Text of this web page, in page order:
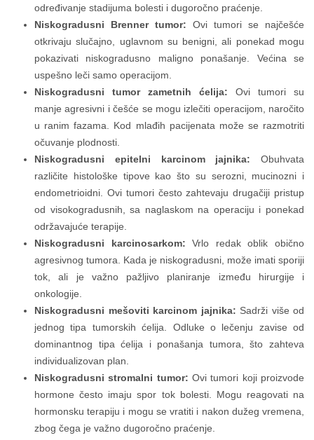
određivanje stadijuma bolesti i dugoročno praćenje.
Niskogradusni Brenner tumor: Ovi tumori se najčešće
otkrivaju slučajno, uglavnom su benigni, ali ponekad mogu
pokazivati niskogradusno maligno ponašanje. Većina se
uspešno leči samo operacijom.
Niskogradusni tumor zametnih ćelija: Ovi tumori su
manje agresivni i češće se mogu izlečiti operacijom, naročito
u ranim fazama. Kod mlađih pacijenata može se razmotriti
očuvanje plodnosti.
Niskogradusni epitelni karcinom jajnika: Obuhvata
različite histološke tipove kao što su serozni, mucinozni i
endometrioidni. Ovi tumori često zahtevaju drugačiji pristup
od visokogradusnih, sa naglaskom na operaciju i ponekad
održavajuće terapije.
Niskogradusni karcinosarkom: Vrlo redak oblik obično
agresivnog tumora. Kada je niskogradusni, može imati sporiji
tok, ali je važno pažljivo planiranje između hirurgije i
onkologije.
Niskogradusni mešoviti karcinom jajnika: Sadrži više od
jednog tipa tumorskih ćelija. Odluke o lečenju zavise od
dominantnog tipa ćelija i ponašanja tumora, što zahteva
individualizovan plan.
Niskogradusni stromalni tumor: Ovi tumori koji proizvode
hormone često imaju spor tok bolesti. Mogu reagovati na
hormonsku terapiju i mogu se vratiti i nakon dužeg vremena,
zbog čega je važno dugoročno praćenje.